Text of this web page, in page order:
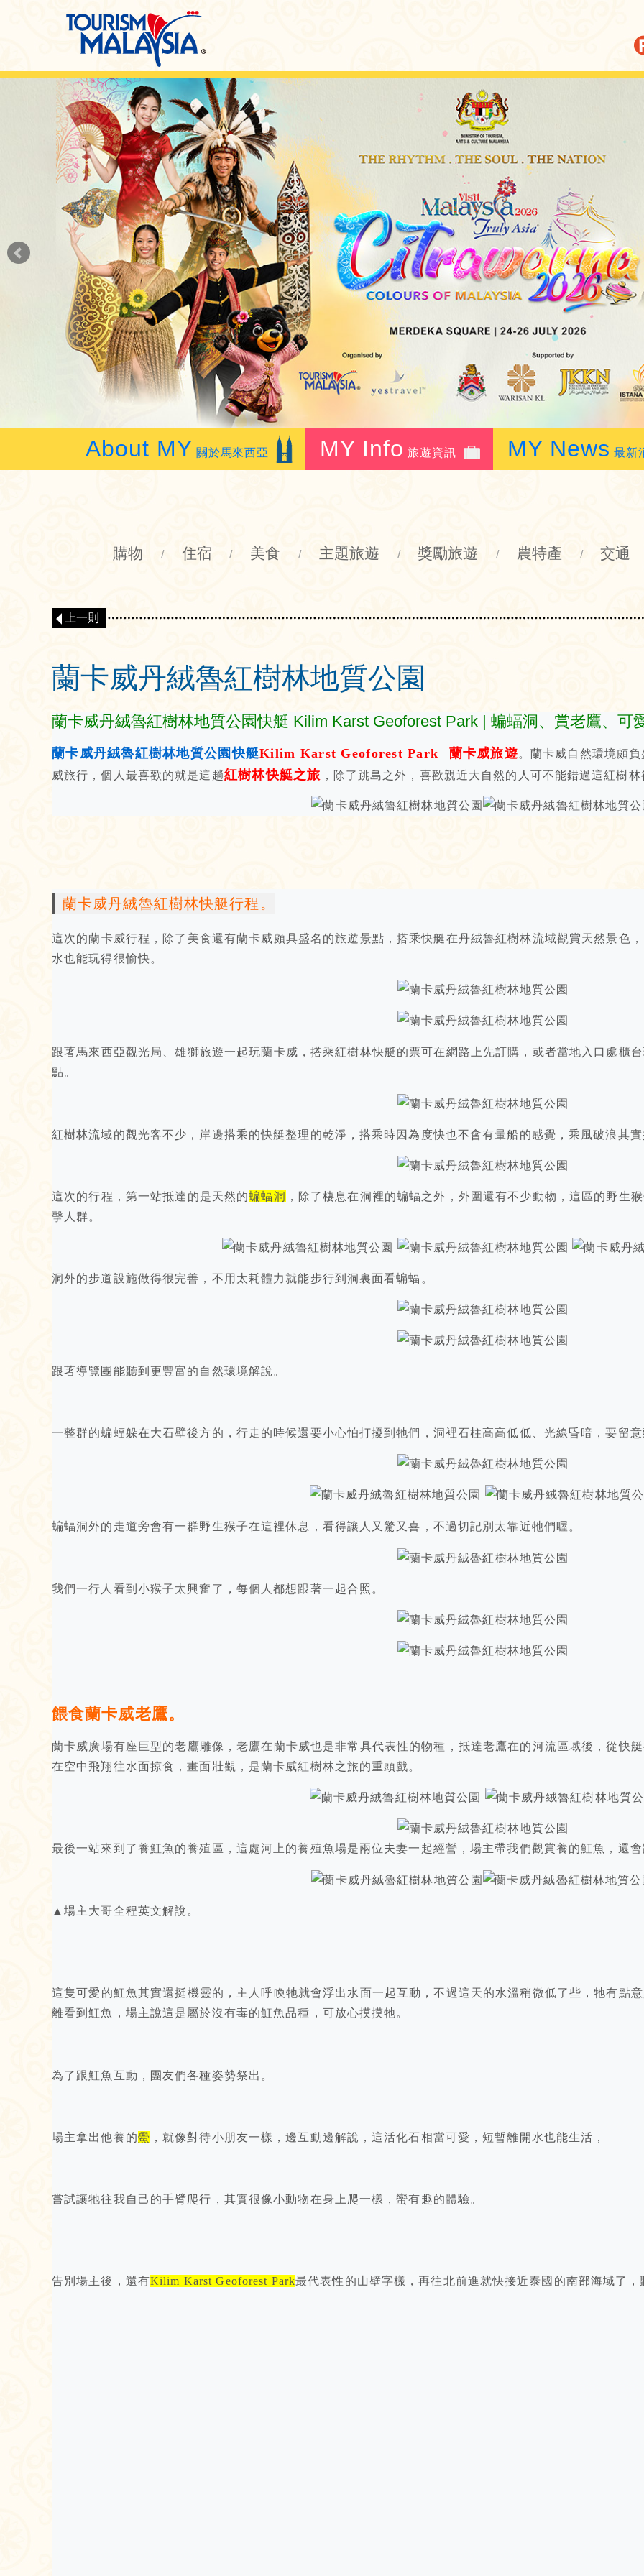
About MY 關於馬來西亞 MY Info 旅遊資訊 MY News 最新
購物 / 住宿 / 美食 / 主題旅遊 / 獎勵旅遊 / 農特產 / 交通
上一則
蘭卡威丹絨魯紅樹林地質公園
蘭卡威丹絨魯紅樹林地質公園快艇 Kilim Karst Geoforest Park | 蝙蝠洞、賞老鷹、可
蘭卡威丹絨魯紅樹林地質公園快艇Kilim Karst Geoforest Park | 蘭卡威旅遊。蘭卡威自然環境頗
威旅行，個人最喜歡的就是這趟紅樹林快艇之旅 ，除了跳島之外，喜歡親近大自然的人可不能錯過這紅樹
蘭卡威丹絨魯紅樹林快艇行程。
這次的蘭卡威行程，除了美食還有蘭卡威頗具盛名的旅遊景點，搭乘快艇在丹絨魯紅樹林流域觀賞天然景色
水也能玩得很愉快。
跟著馬來西亞觀光局、雄獅旅遊一起玩蘭卡威，搭乘紅樹林快艇的票可在網路上先訂購，或者當地入口處櫃
點。
紅樹林流域的觀光客不少，岸邊搭乘的快艇整理的乾淨，搭乘時因為度快也不會有暈船的感覺，乘風破浪其
這次的行程，第一站抵達的是天然的蝙蝠洞 ，除了棲息在洞裡的蝙蝠之外，外圍還有不少動物，這區的野生
擊人群。
洞外的步道設施做得很完善，不用太耗體力就能步行到洞裏面看蝙蝠。
跟著導覽團能聽到更豐富的自然環境解說。
一整群的蝙蝠躲在大石壁後方的，行走的時候還要小心怕打擾到牠們，洞裡石柱高高低低、光線昏暗，要留
蝙蝠洞外的走道旁會有一群野生猴子在這裡休息，看得讓人又驚又喜，不過切記別太靠近牠們喔。
我們一行人看到小猴子太興奮了，每個人都想跟著一起合照。
餵食蘭卡威老鷹。
蘭卡威廣場有座巨型的老鷹雕像，老鷹在蘭卡威也是非常具代表性的物種，抵達老鷹在的河流區域後，從快
在空中飛翔往水面掠食，畫面壯觀，是蘭卡威紅樹林之旅的重頭戲。
最後一站來到了養魟魚的養殖區，這處河上的養殖魚場是兩位夫妻一起經營，場主帶我們觀賞養的魟魚，還
▲場主大哥全程英文解說。
這隻可愛的魟魚其實還挺機靈的，主人呼喚牠就會浮出水面一起互動，不過這天的水溫稍微低了些，牠有點
離看到魟魚，場主說這是屬於沒有毒的魟魚品種，可放心摸摸牠。
為了跟魟魚互動，團友們各種姿勢祭出。
場主拿出他養的鱟 ，就像對待小朋友一樣，邊互動邊解說，這活化石相當可愛，短暫離開水也能生活，
嘗試讓牠往我自己的手臂爬行，其實很像小動物在身上爬一樣，蠻有趣的體驗。
告別場主後，還有Kilim Karst Geoforest Park最代表性的山壁字樣，再往北前進就快接近泰國的南部海域了